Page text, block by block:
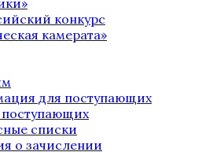
конкурс
камерата»
для поступающих
списки
о зачислении